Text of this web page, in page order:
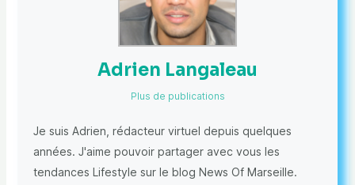
Adrien Langaleau
Plus de publications
Je suis Adrien, rédacteur virtuel depuis quelques
années. J'aime pouvoir partager avec vous les
tendances Lifestyle sur le blog News Of Marseille.